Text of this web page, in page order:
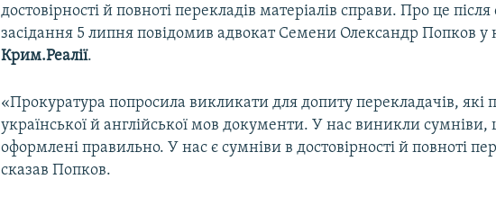
достовірності й повноті перекладів матеріалів справи. Про це після
засідання 5 липня повідомив адвокат Семени Олександр Попков у
Крим.Реалії.
«Прокуратура попросила викликати для допиту перекладачів, які
української й англійської мов документи. У нас виникли
оформлені правильно. У нас є сумніви в достовірності й повноті
сказав Попков.